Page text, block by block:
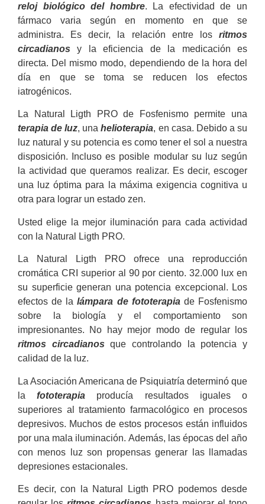
reloj biológico del hombre. La efectividad de un
fármaco varia según en momento en que se
administra. Es decir, la relación entre los ritmos
circadianos y la eficiencia de la medicación es
directa. Del mismo modo, dependiendo de la hora del
día en que se toma se reducen los efectos
iatrogénicos.
La Natural Ligth PRO de Fosfenismo permite una
terapia de luz, unahelioterapia, en casa. Debido a su
luz natural y su potencia es como tener el sol a nuestra
disposición. Incluso es posible modular su luz según
la actividad que queramos realizar. Es decir, escoger
una luz óptima para la máxima exigencia cognitiva u
otra para lograr un estado zen.
Usted elige la mejor iluminación para cada actividad
con la Natural Ligth PRO.
La Natural Ligth PRO ofrece una reproducción
cromática CRI superior al 90 por ciento. 32.000 lux en
su superficie generan una potencia excepcional. Los
efectos de lalámpara de fototerapiade Fosfenismo
sobre la biología y el comportamiento son
impresionantes. No hay mejor modo de regular los
ritmos circadianos que controlando la potencia y
calidad de la luz.
La Asociación Americana de Psiquiatría determinó que
lafototerapia producía resultados iguales o
superiores al tratamiento farmacológico en procesos
depresivos. Muchos de estos procesos están influidos
por una mala iluminación. Además, las épocas del año
con menos luz son propensas generar las llamadas
depresiones estacionales.
Es decir, con la Natural Ligth PRO podemos desde